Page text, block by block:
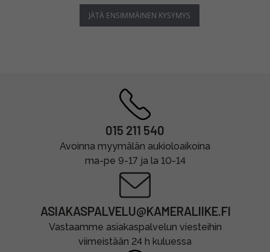
JÄTÄ ENSIMMÄINEN KYSYMYS
015 211 540
Avoinna myymälän aukioloaikoina
ma-pe 9-17 ja la 10-14
ASIAKASPALVELU@KAMERALIIKE.FI
Vastaamme asiakaspalvelun viesteihin
viimeistään 24 h kuluessa